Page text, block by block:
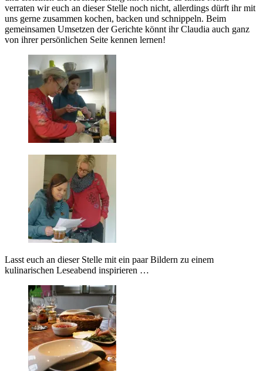
verraten wir euch an dieser Stelle noch nicht, allerdings dürft ihr mit
uns gerne zusammen kochen, backen und schnippeln. Beim
gemeinsamen Umsetzen der Gerichte könnt ihr Claudia auch ganz
von ihrer persönlichen Seite kennen lernen!
Lasst euch an dieser Stelle mit ein paar Bildern zu einem
kulinarischen Leseabend inspirieren …